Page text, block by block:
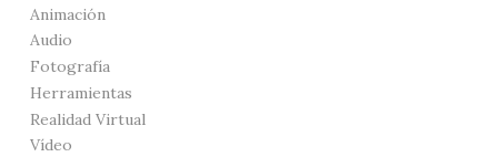
Animación
Audio
Fotografía
Herramientas
Realidad Virtual
Vídeo